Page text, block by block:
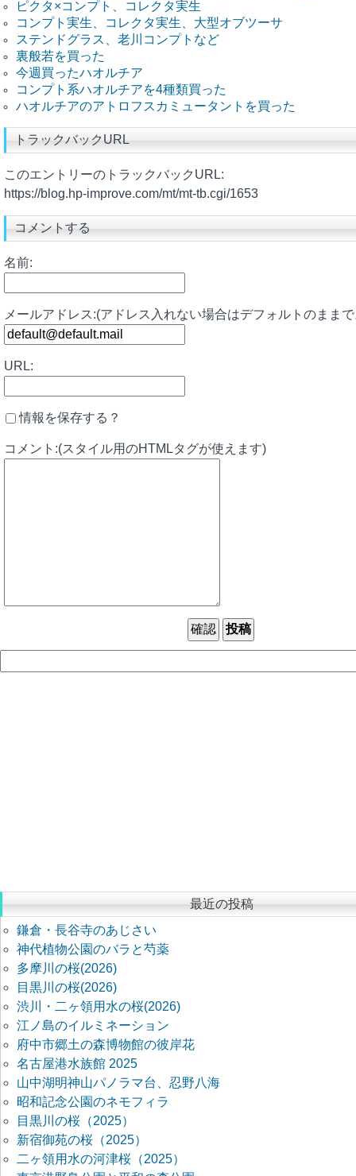
ピクタ×コンプト、コレクタ実生
コンプト実生、コレクタ実生、大型オブツーサ
ステンドグラス、老川コンプトなど
裏般若を買った
今週買ったハオルチア
コンプト系ハオルチアを4種類買った
ハオルチアのアトロフスカミュータントを買った
トラックバックURL
このエントリーのトラックバックURL:
https://blog.hp-improve.com/mt/mt-tb.cgi/1653
コメントする
名前:
メールアドレス:(アドレス入れない場合はデフォルトのまま
URL:
情報を保存する？
コメント:(スタイル用のHTMLタグが使えます)
最近の投稿
鎌倉・長谷寺のあじさい
神代植物公園のバラと芍薬
多摩川の桜(2026)
目黒川の桜(2026)
渋川・二ヶ領用水の桜(2026)
江ノ島のイルミネーション
府中市郷土の森博物館の彼岸花
名古屋港水族館 2025
山中湖明神山パノラマ台、忍野八海
昭和記念公園のネモフィラ
目黒川の桜（2025）
新宿御苑の桜（2025）
二ヶ領用水の河津桜（2025）